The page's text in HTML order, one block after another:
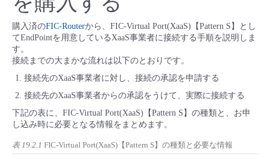
サポート
モニタリング/監査
ネットワーク
■ セットアップガイド
- 新規お申し込み方法
- 初期設定・確認
- ユーザー機能の管理
- セキュリティ・監査
- データと分析
- IoT
サービス稼働状況
故障/メンテナンス履歴
パートナー
販売パートナー向けプログラム
協業パートナー
トレーニング/操作動画
購入済のFIC-Routerから、FIC-Virtual Port(XaaS)【Pattern S】とし
てEndPointを用意しているXaaS事業者に接続する手順を説明しま
す。
接続までの大まかな流れは以下のとおりです。
接続先のXaaS事業者に対し、接続の承認を申請する
接続先のXaaS事業者からの承認をうけて、実際に接続する
下記の表に、FIC-Virtual Port(XaaS)【Pattern S】の種類と、お申
し込み時に必要となる情報をまとめます。
表 19.2.1 FIC-Virtual Port(XaaS)【Pattern S】の種類と必要な情報